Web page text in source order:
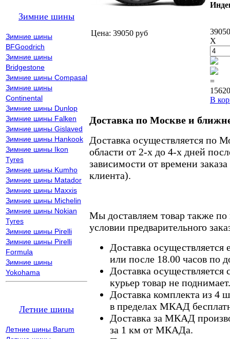
Зимние шины
Зимние шины
BFGoodrich
Зимние шины
Bridgestone
Зимние шины Compasal
Зимние шины
Continental
Зимние шины Dunlop
Зимние шины Falken
Зимние шины Gislaved
Зимние шины Hankook
Зимние шины Ikon
Tyres
Зимние шины Kumho
Зимние шины Matador
Зимние шины Maxxis
Зимние шины Michelin
Зимние шины Nokian
Tyres
Зимние шины Pirelli
Зимние шины Pirelli
Formula
Зимние шины
Yokohama
Летние шины
Летние шины Barum
Цена: 39050 руб
X
=
В
Доставка по Москве и
Доставка осуществляется по
области от 2-х до 4-х дней
зависимости от времени
клиента).
Мы доставляем товар также
условии предварительного
Доставка осуществляется
или после 18.00 часов по
Доставка осуществляется
курьер товар не поднимает.
Доставка комплекта из 4
в пределах МКАД
Доставка за МКАД
за 1 км от МКАДа.